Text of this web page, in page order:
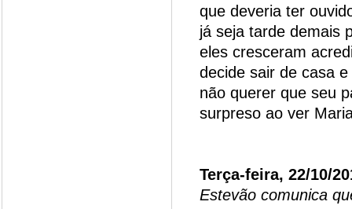
que deveria ter
já seja tarde demais
eles cresceram
decide sair de casa
não querer que seu
surpreso ao ver
Terça-feira, 22/10/
Estevão comunica